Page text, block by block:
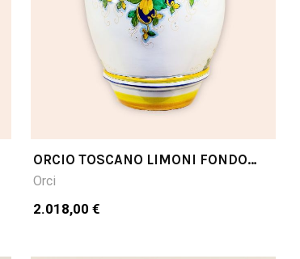
ORCIO TOSCANO LIMONI FONDO
BLU CM65H
Orci
2.018,00 €